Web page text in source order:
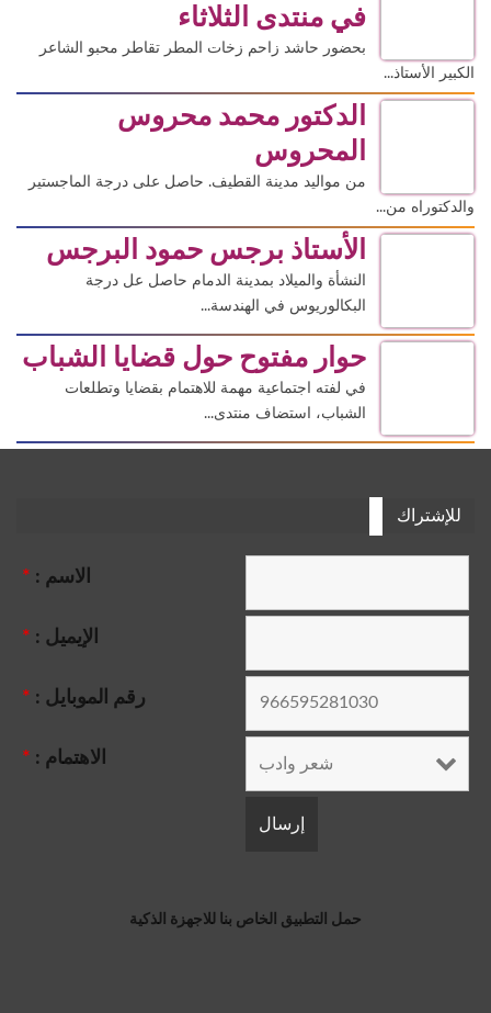
في منتدى الثلاثاء
بحضور حاشد زاحم زخات المطر تقاطر محبو الشاعر
الكبير الأستاذ...
الدكتور محمد محروس
المحروس
من مواليد مدينة القطيف. حاصل على درجة الماجستير
والدكتوراه من...
الأستاذ برجس حمود البرجس
النشأة والميلاد بمدينة الدمام حاصل عل درجة
البكالوريوس في الهندسة...
حوار مفتوح حول قضايا الشباب
في لفته اجتماعية مهمة للاهتمام بقضايا وتطلعات
الشباب، استضاف منتدى...
للإشتراك
الاسم : *
الإيميل : *
رقم الموبايل : *
الاهتمام : *
حمل التطبيق الخاص بنا للاجهزة الذكية